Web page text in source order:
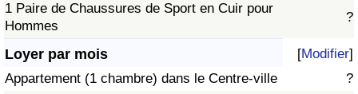
1 Paire de Chaussures de Sport en Cuir pour
Hommes
?
Loyer par mois [Modifier]
Appartement (1 chambre) dans le Centre-ville
?